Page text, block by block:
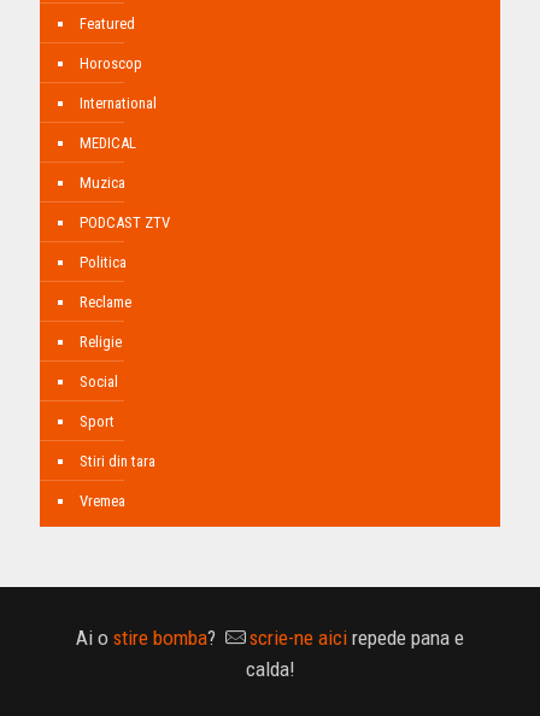
Featured
Horoscop
International
MEDICAL
Muzica
PODCAST ZTV
Politica
Reclame
Religie
Social
Sport
Stiri din tara
Vremea
Ai o stire bomba? scrie-ne aici repede pana e
calda!